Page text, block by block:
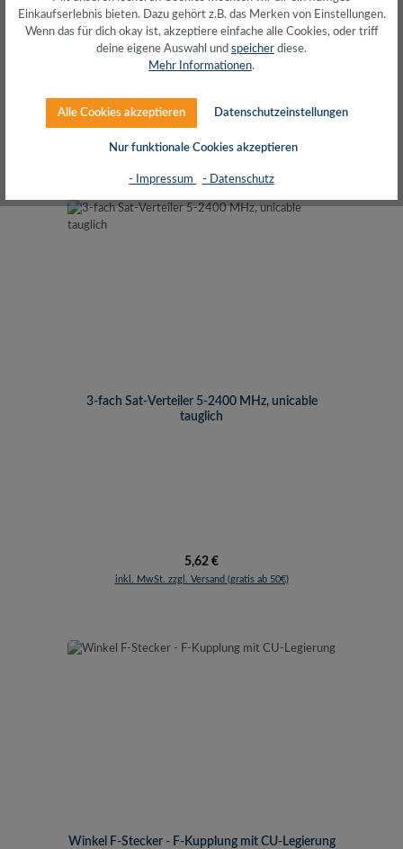
3-fach Sat-Verteiler 5-2400 MHz, unicable
tauglich
Regulärer Preis:
5,62 €
inkl. MwSt. zzgl. Versand (gratis ab 50€)
Winkel F-Stecker - F-Kupplung mit CU-Legierung
Einkaufserlebnis bieten. Dazu gehört z.B. das Merken von Einstellungen.
Wenn das für dich okay ist, akzeptiere einfache alle Cookies, oder triff
deine eigene Auswahl und speicher diese.
Mehr Informationen.
Alle Cookies akzeptieren Datenschutzeinstellungen
Nur funktionale Cookies akzeptieren
- Impressum - Datenschutz